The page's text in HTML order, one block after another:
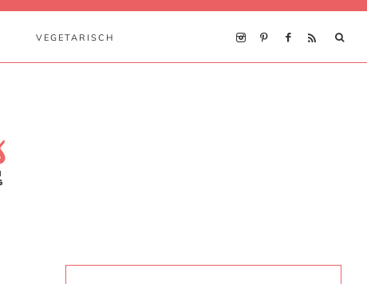
VEGETARISCH